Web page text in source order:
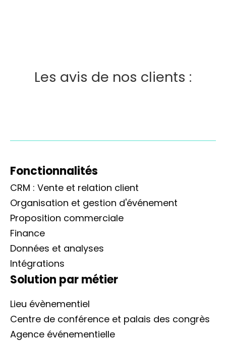
Les avis de nos clients :
Fonctionnalités
CRM : Vente et relation client
Organisation et gestion d'événement
Proposition commerciale
Finance
Données et analyses
Intégrations
Solution par métier
Lieu évènementiel
Centre de conférence et palais des congrès
Agence événementielle